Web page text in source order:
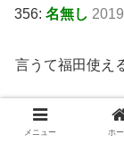
356: 名無し
言うて福田使え
メニュー ホ